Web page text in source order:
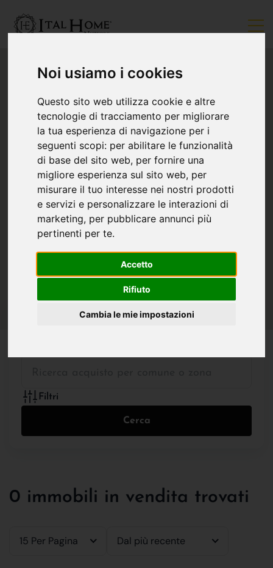
Noi usiamo i cookies
Questo sito web utilizza cookie e altre
tecnologie di tracciamento per migliorare
la tua esperienza di navigazione per i
seguenti scopi: per abilitare le funzionalità
di base del sito web, per fornire una
migliore esperienza sul sito web, per
misurare il tuo interesse nei nostri prodotti
e servizi e personalizzare le interazioni di
marketing, per pubblicare annunci più
pertinenti per te.
Accetto
Rifiuto
Cambia le mie impostazioni
Filtri
Cerca
0 immobili in vendita trovati
15 Per Pagina Dal più recente